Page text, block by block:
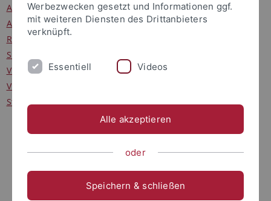
Advisory Boardmembers
Associate Fellows
Resident Fellows
Short Term Resident Fellows
Visiting Fellows
Visiting Scholars
Staff
.
Werbezwecken gesetzt und Informationen ggf.
mit weiteren Diensten des Drittanbieters
verknüpft.
Essentiell Videos
Alle akzeptieren
oder
Speichern & schließen